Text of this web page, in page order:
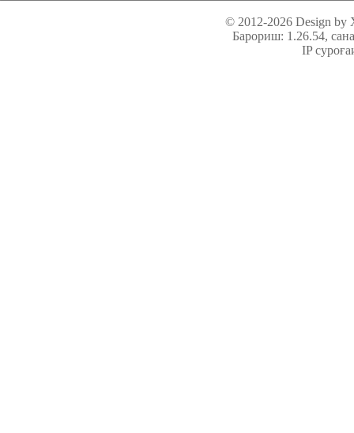
© 2012-2026 Design
Барориш: 1.26.54,
IP